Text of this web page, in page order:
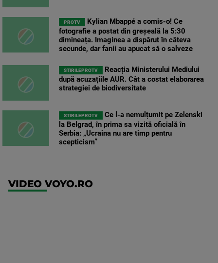
PROTV
Kylian Mbappé a comis-o! Ce
fotografie a postat din greșeală la 5:30
dimineața. Imaginea a dispărut în câteva
secunde, dar fanii au apucat să o salveze
STIRILEPROTV
Reacția Ministerului Mediului
după acuzațiile AUR. Cât a costat elaborarea
strategiei de biodiversitate
STIRILEPROTV
Ce l-a nemulțumit pe Zelenski
la Belgrad, în prima sa vizită oficială în
Serbia: „Ucraina nu are timp pentru
scepticism”
VIDEO VOYO.RO